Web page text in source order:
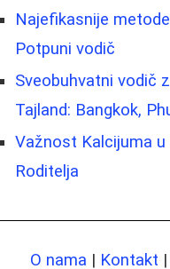
Najefikasnije
Potpuni vodič
Sveobuhvatni vodič
Tajland: Bangkok,
Važnost Kalcijuma
Roditelja
O nama | Kontakt |